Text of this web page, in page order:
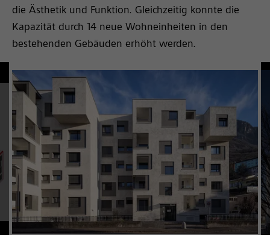
die Ästhetik und Funktion. Gleichzeitig konnte die
Kapazität durch 14 neue Wohneinheiten in den
bestehenden Gebäuden erhöht werden.
mit neuer Fassade und vertikalen Erweiterungsdetails